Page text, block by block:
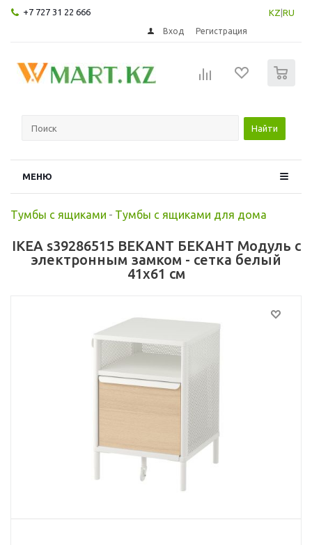
+7 727 31 22 666 KZ RU
Вход Регистрация
Найти
МЕНЮ
Тумбы с ящиками - Тумбы с ящиками для дома
IKEA s39286515 BEKANT БЕКАНТ Модуль с
электронным замком - сетка белый
41x61 см